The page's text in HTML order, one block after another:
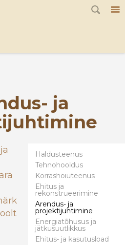
ja
Haldusteenus
Tehnohooldus
Korrashoiuteenus
Ehitus ja
rekonstrueerimine
Arendus- ja
projektijuhtimine
Energiatõhusus ja
jätkusuutlikkus
Ehitus- ja kasutusload